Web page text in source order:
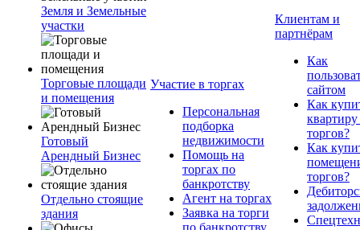
Земля и Земельные
участки
Торговые площади
и помещения
Готовый
Арендный Бизнес
Отдельно стоящие
здания
Участие в торгах
Персональная
подборка
недвижимости
Помощь на
торгах по
банкротству
Агент на торгах
Заявка на торги
по банкротству
Клиентам и
партнёрам
Как
сайтом
Как
квартиру
торгов?
Как
торгов?